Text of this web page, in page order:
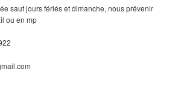
sauf jours fériés et dimanche, nous prévenir
ou en mp